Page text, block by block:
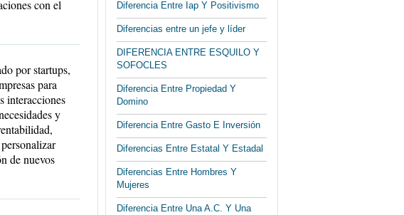
con el
por startups,
para
interacciones
y
de nuevos
Diferencia Entre Iap Y Positivismo
Diferencias entre un jefe y líder
DIFERENCIA ENTRE ESQUILO Y
SOFOCLES
Diferencia Entre Propiedad Y
Domino
Diferencia Entre Gasto E Inversión
Diferencias Entre Estatal Y Estadal
Diferencias Entre Hombres Y
Mujeres
Diferencia Entre Una A.C. Y Una